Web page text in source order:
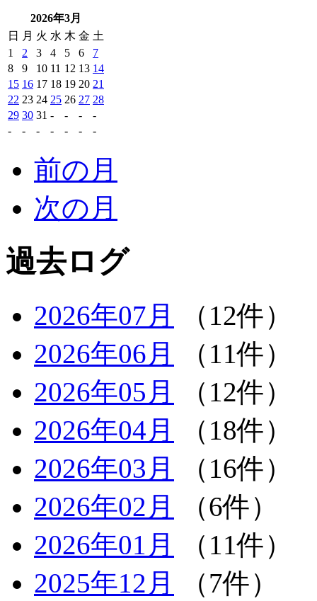
2026年3月
日
月 火 水 木 金 土
1
2 3 4 5 6
7
8
9 10 11 12 13 14
15 16 17 18 19 20 21
22 23 24 25 26 27 28
29 30 31 - - -
-
-
- - - - - -
前の月
次の月
過去ログ
2026年07月
（12件）
2026年06月
（11件）
2026年05月
（12件）
2026年04月
（18件）
2026年03月
（16件）
2026年02月
（6件）
2026年01月
（11件）
2025年12月
（7件）